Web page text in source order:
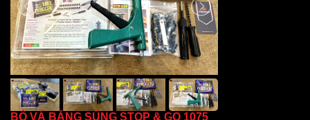
BỘ VÁ BẰNG SÚNG STOP & GO 1075